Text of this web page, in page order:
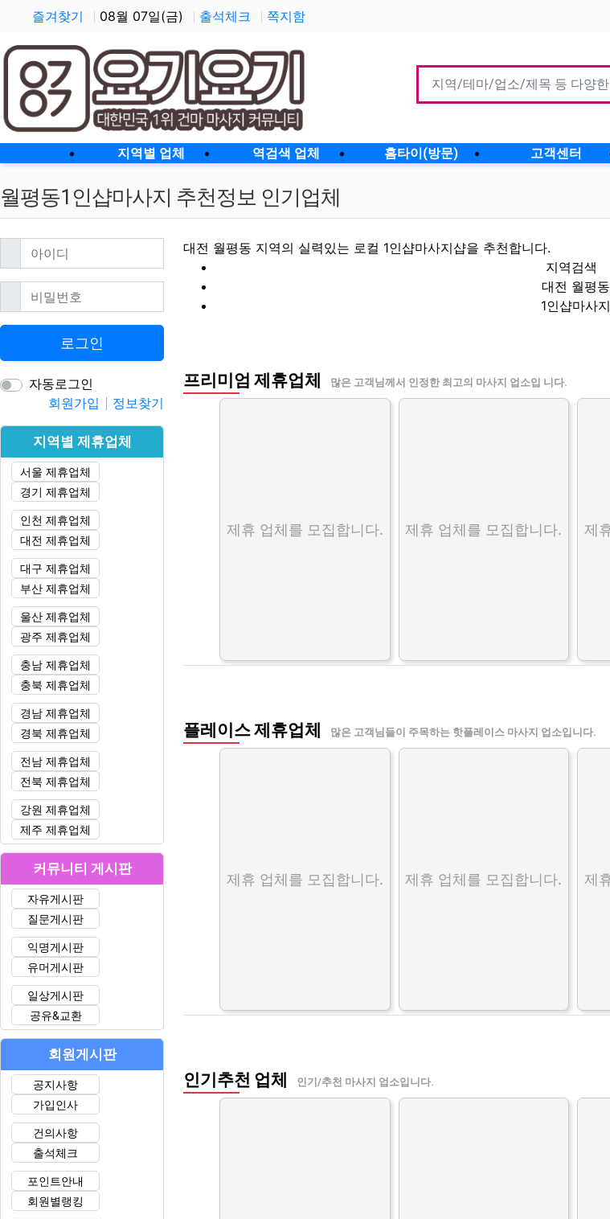
즐겨찾기 08월 07일(금) 출석체크 쪽지함
지역별 업체 역검색 업체 홈타이(방문) 고객센터
월평동1인샵마사지 추천정보 인기업체
대전 월평동 지역의 실력있는 로컬 1인샵마사지샵을 추천합니다.
지역검색
대전 월평동
1인샵마사지
프리미엄 제휴업체 많은 고객님께서 인정한 최고의 마사지 업소입 니다.
제휴 업체를 모집합니다. 제휴 업체를 모집합니다. 제
플레이스 제휴업체 많은 고객님들이 주목하는 핫플레이스 마사지 업소입니다.
제휴 업체를 모집합니다. 제휴 업체를 모집합니다. 제
인기추천 업체 인기/추천 마사지 업소입니다.
아이디필수
비밀번호필수
로그인
자동로그인
회원가입
정보찾기
지역별 제휴업체
서울 제휴업체
경기 제휴업체
인천 제휴업체
대전 제휴업체
대구 제휴업체
부산 제휴업체
울산 제휴업체
광주 제휴업체
충남 제휴업체
충북 제휴업체
경남 제휴업체
경북 제휴업체
전남 제휴업체
전북 제휴업체
강원 제휴업체
제주 제휴업체
커뮤니티 게시판
자유게시판
질문게시판
익명게시판
유머게시판
일상게시판
공유&교환
회원게시판
공지사항
가입인사
건의사항
출석체크
포인트안내
회원별랭킹